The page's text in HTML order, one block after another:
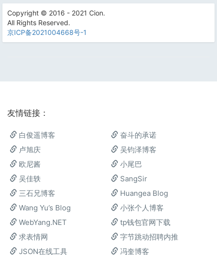
Copyright © 2016 - 2021 Cion.
All Rights Reserved.
京ICP备2021004668号-1
友情链接：
白俊遥博客
奋斗的承诺
卢旭庆
吴钧泽博客
欧尼酱
小尾巴
吴佳轶
SangSir
三石兄博客
Huangea Blog
Wang Yu’s Blog
小张个人博客
WebYang.NET
tp钱包官网下载
求表情网
字节跳动招聘内推
JSON在线工具
冯奎博客